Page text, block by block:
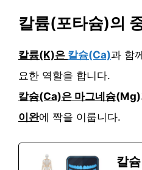
칼륨(포타슘)의
칼륨(K)은 칼슘(Ca)과 함
요한 역할을 합니다.
칼슘(Ca)은 마그네슘(Mg)
이완에 짝을 이룹니다.
칼